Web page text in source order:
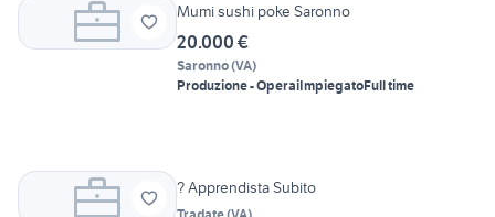
Mumi sushi poke Saronno
20.000 €
Saronno(VA)
Produzione - OperaiImpiegatoFull time
? Apprendista Subito